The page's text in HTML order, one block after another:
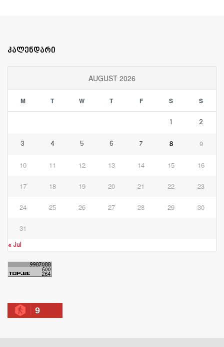
კალენდარი
AUGUST 2026
M T W T F S S
1 2
3 4 5 6 7 8 9
10 11 12 13 14 15 16
17 18 19 20 21 22 23
24 25 26 27 28 29 30
31
« Jul
9